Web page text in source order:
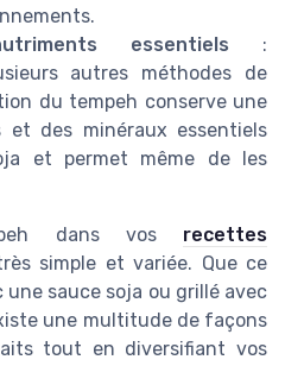
essentiels :
autres méthodes de
du tempeh conserve une
et des minéraux essentiels
et permet même de les
dans vos recettes
simple et variée. Que ce
une sauce soja ou grillé avec
une multitude de façons
tout en diversifiant vos